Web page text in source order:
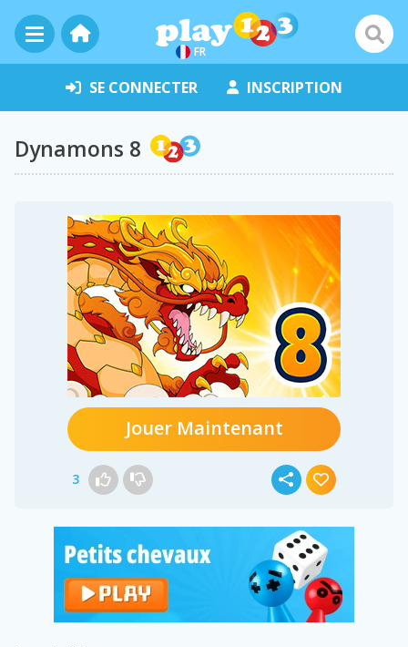
FR
SE CONNECTER INSCRIPTION
Dynamons 8
Jouer Maintenant
3